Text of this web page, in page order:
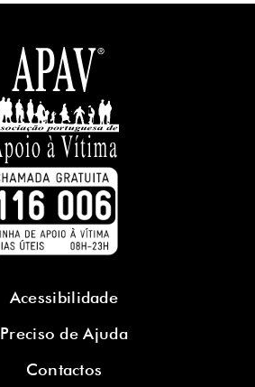
Acessibilidade
Preciso de Ajuda
Contactos